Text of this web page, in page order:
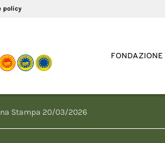
policy
FONDAZIONE
Stampa 20/03/2026